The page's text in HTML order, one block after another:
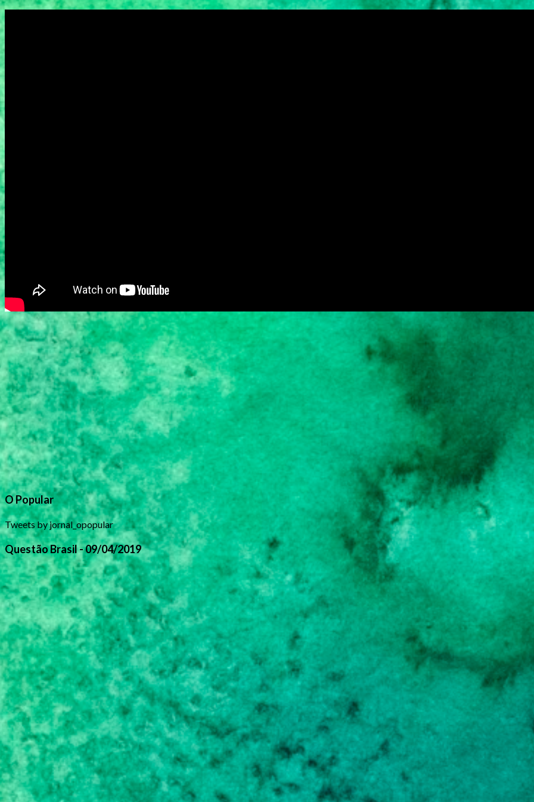
O Popular
Tweets by jornal_opopular
Questão Brasil - 09/04/2019